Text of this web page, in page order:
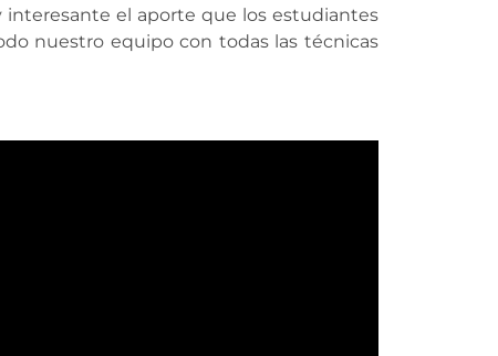
el aporte que los estudiantes
nuestro equipo con todas las técnicas